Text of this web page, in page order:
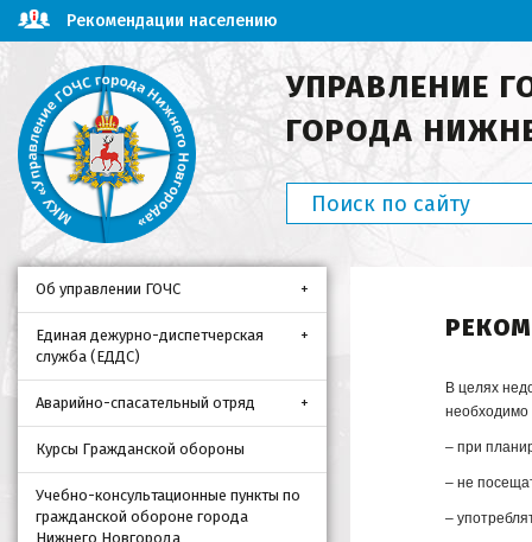
Рекомендации населению
УПРАВЛЕНИЕ
ГОРОДА
Об управлении ГОЧС
Единая дежурно-диспетчерская
служба (ЕДДС)
Аварийно-спасательный отряд
Курсы Гражданской обороны
Учебно-консультационные пункты по
гражданской обороне города
Нижнего Новгорода
В целях
необходимо
– при
– не
–